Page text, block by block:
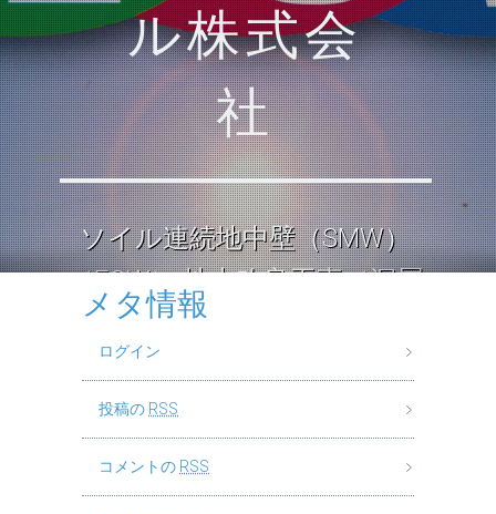
ル株式会
社
ソイル連続地中壁（SMW）
（ECW） 地中改良工事（深層
混合処理工法） ロックソイル
メタ情報
ログイン
投稿の RSS
コメントの RSS